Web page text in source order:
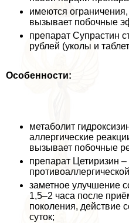
имеются
вызывает побочные
препарат Супрастин
рублей (уколы и
Особенности:
метаболит
аллергические
вызывает побочные
препарат Цетиризин –
заметное улучшение
1,5–2 часа после
поколения, действие
суток;